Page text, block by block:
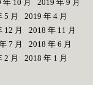
年 10 月
2019 年 9 月
5 月
2019 年 4 月
12 月
2018 年 11 月
7 月
2018 年 6 月
2 月
2018 年 1 月